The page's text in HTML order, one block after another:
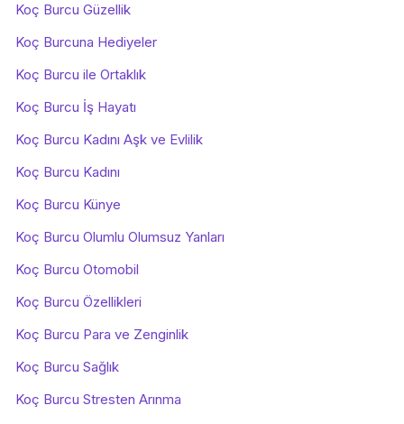
Koç Burcu Güzellik
Koç Burcuna Hediyeler
Koç Burcu ile Ortaklık
Koç Burcu İş Hayatı
Koç Burcu Kadını Aşk ve Evlilik
Koç Burcu Kadını
Koç Burcu Künye
Koç Burcu Olumlu Olumsuz Yanları
Koç Burcu Otomobil
Koç Burcu Özellikleri
Koç Burcu Para ve Zenginlik
Koç Burcu Sağlık
Koç Burcu Stresten Arınma